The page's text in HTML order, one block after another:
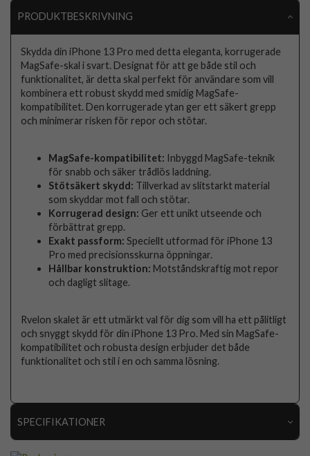
PRODUKTBESKRIVNING
Skydda din iPhone 13 Pro med detta eleganta, korrugerade
MagSafe-skal i svart. Designat för att ge både stil och
funktionalitet, är detta skal perfekt för användare som vill
kombinera ett robust skydd med smidig MagSafe-
kompatibilitet. Den korrugerade ytan ger ett säkert grepp
och minimerar risken för repor och stötar.
MagSafe-kompatibilitet: Inbyggd MagSafe-teknik
för snabb och säker trådlös laddning.
Stötsäkert skydd: Tillverkad av slitstarkt material
som skyddar mot fall och stötar.
Korrugerad design: Ger ett unikt utseende och
förbättrat grepp.
Exakt passform: Speciellt utformad för iPhone 13
Pro med precisionsskurna öppningar.
Hållbar konstruktion: Motståndskraftig mot repor
och dagligt slitage.
Rvelon skalet är ett utmärkt val för dig som vill ha ett pålitligt
och snyggt skydd för din iPhone 13 Pro. Med sin MagSafe-
kompatibilitet och robusta design erbjuder det både
funktionalitet och stil i en och samma lösning.
SPECIFIKATIONER